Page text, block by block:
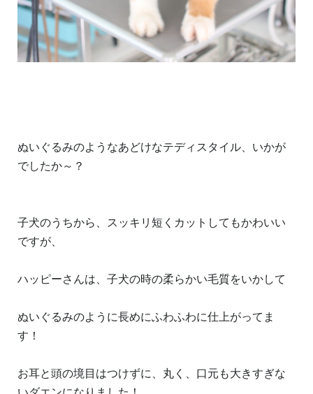
ぬいぐるみのようなあどけなテディスタイル、いかが
でしたか～？
子犬のうちから、スッキリ短くカットしてもかわいい
ですが、
ハッピーさんは、子犬の時の柔らかい毛質をいかして
ぬいぐるみのように長めにふわふわに仕上がってま
す！
お耳と頭の境目はつけずに、丸く、口元も大きすぎな